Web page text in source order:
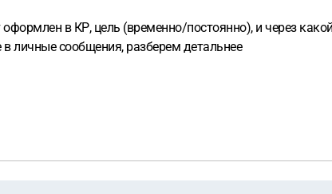
оформлен в КР, цель (временно/постоянно), и через
личные сообщения, разберем детальнее